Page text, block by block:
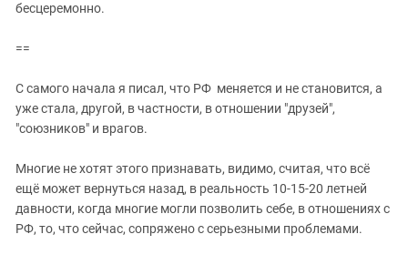
бесцеремонно.
==
С самого начала я писал, что РФ меняется и не становится, а
уже стала, другой, в частности, в отношении "друзей",
"союзников" и врагов.
Многие не хотят этого признавать, видимо, считая, что всё
ещё может вернуться назад, в реальность 10-15-20 летней
давности, когда многие могли позволить себе, в отношениях с
РФ, то, что сейчас, сопряжено с серьезными проблемами.